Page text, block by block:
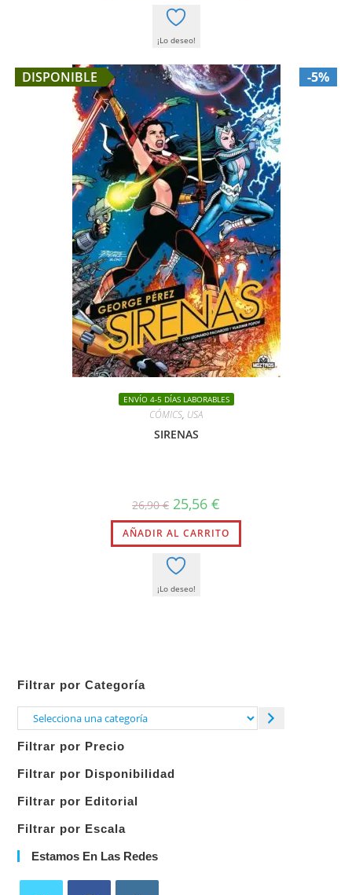
¡Lo deseo!
DISPONIBLE -5%
ENVÍO 4-5 DÍAS LABORABLES
CÓMICS, USA
SIRENAS
26,90€ El
precio
original
era:
26,90 €.
25,56 €
actual
es:
25,56 €.
AÑADIR AL CARRITO
¡Lo deseo!
Filtrar por Categoría
Selecciona
categoría
Filtrar por Precio
Filtrar por Disponibilidad
Filtrar por Editorial
Filtrar por Escala
Estamos En Las Redes